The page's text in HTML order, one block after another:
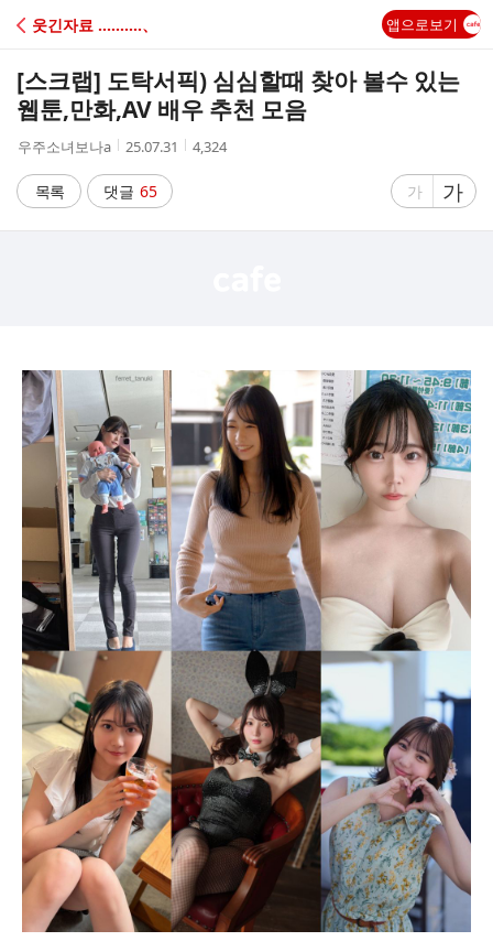
C
A
웃긴자료 ‥‥‥‥‥、 앱으로보기
[스크랩] 도탁서픽) 심심할때 찾아 볼수 있는
웹툰,만화,AV 배우 추천 모음
작
자
우주소녀보나a
작
시
간
25.07.31
조
4,324
목록 댓글 65
글
가
글
자
가